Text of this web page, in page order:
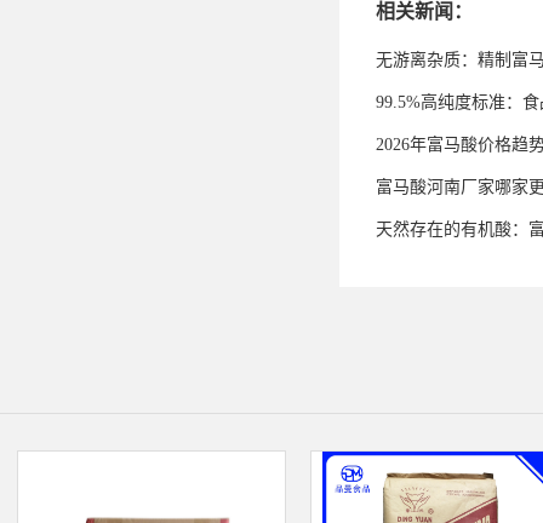
相关新闻：
无游离杂质：精制富
99.5%高纯度标准：
2026年富马酸价格趋
富马酸河南厂家哪家
天然存在的有机酸：